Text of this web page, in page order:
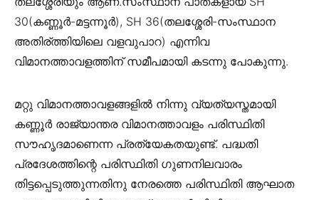
30(കണ്ണൂർ-മട്ടന്നൂർ), SH 36(തലശ്ശേരി-സംസ്ഥാന
അതിര്ത്തിയിലെ വളവുപാറ) എന്നിവ
വിമാനത്താവളത്തിന് സമീപമായി കടന്നു പോകുന്നു.
മറ്റു വിമാനത്താവളങ്ങളിൽ നിന്നു വ്യത്യസ്തമായി
കണ്ണൂർ രാജ്യാന്തര വിമാനത്താവളം പരിസ്ഥിതി
സൗഹൃദമാണെന്ന പ്രത്യേകതയുണ്ട്. പദ്ധതി
പ്രദേശത്തിന്റെ പരിസ്ഥിതി ഗുണനിലവാരം
തിട്ടപ്പെടുത്തുന്നതിനു നേരത്തെ പരിസ്ഥിതി ആഘാത